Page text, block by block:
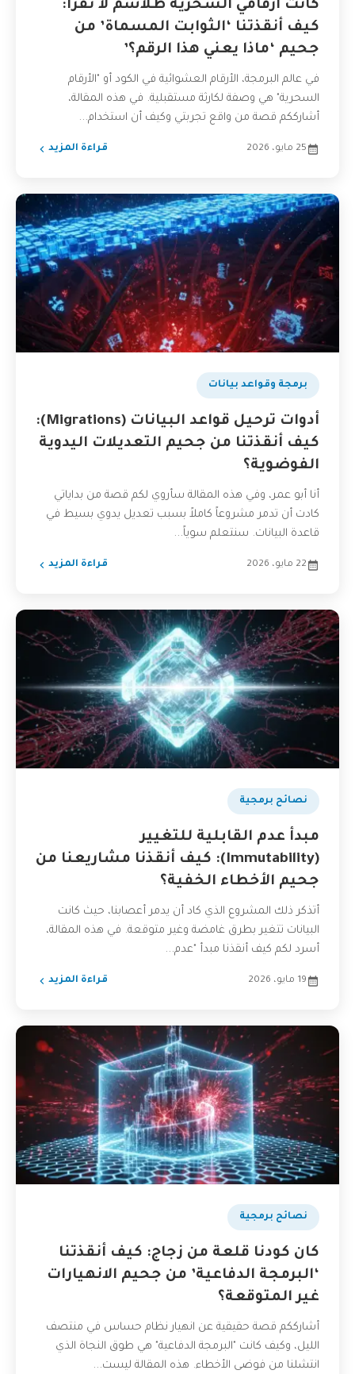
كانت أرقامي السحرية طلاسم لا تُقرأ:
كيف أنقذتنا ‘الثوابت المسماة’ من
جحيم ‘ماذا يعني هذا الرقم؟’
في عالم البرمجة، الأرقام العشوائية في الكود أو "الأرقام
السحرية" هي وصفة لكارثة مستقبلية. في هذه المقالة،
أشارككم قصة من واقع تجربتي وكيف أن استخدام...
25 مايو، 2026 قراءة المزيد
برمجة وقواعد بيانات
أدوات ترحيل قواعد البيانات (Migrations):
كيف أنقذتنا من جحيم التعديلات اليدوية
الفوضوية؟
أنا أبو عمر، وفي هذه المقالة سأروي لكم قصة من بداياتي
كادت أن تدمر مشروعاً كاملاً بسبب تعديل يدوي بسيط في
قاعدة البيانات. سنتعلم سوياً...
22 مايو، 2026 قراءة المزيد
نصائح برمجية
مبدأ عدم القابلية للتغيير
(Immutability): كيف أنقذنا مشاريعنا من
جحيم الأخطاء الخفية؟
أتذكر ذلك المشروع الذي كاد أن يدمر أعصابنا، حيث كانت
البيانات تتغير بطرق غامضة وغير متوقعة. في هذه المقالة،
أسرد لكم كيف أنقذنا مبدأ "عدم...
19 مايو، 2026 قراءة المزيد
نصائح برمجية
كان كودنا قلعة من زجاج: كيف أنقذتنا
‘البرمجة الدفاعية’ من جحيم الانهيارات
غير المتوقعة؟
أشارككم قصة حقيقية عن انهيار نظام حساس في منتصف
الليل، وكيف كانت "البرمجة الدفاعية" هي طوق النجاة الذي
انتشلنا من فوضى الأخطاء. هذه المقالة ليست...